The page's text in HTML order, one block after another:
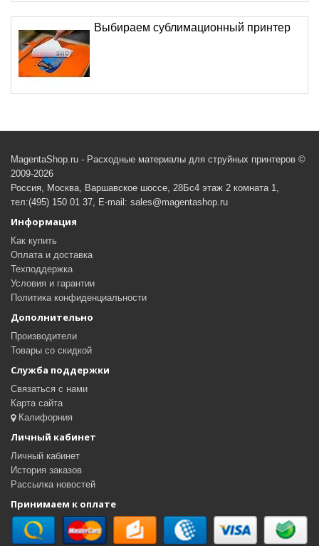
Выбираем сублимационный принтер
MagentaShop.ru - Расходные материалы для струйных принтеров ©
2009-2026
Россия, Москва, Варшавское шоссе, 28Бс4 этаж 2 комната 1,
тел:(495) 150 01 37, E-mail: sales@magentashop.ru
Информация
Как купить
Оплата и доставка
Техподдержка
Условия и гарантии
Политика конфиденциальности
Дополнительно
Производители
Товары со скидкой
Служба поддержки
Связаться с нами
Карта сайта
Калифорния
Личный кабинет
Личный кабинет
История заказов
Рассылка новостей
Принимаем к оплате